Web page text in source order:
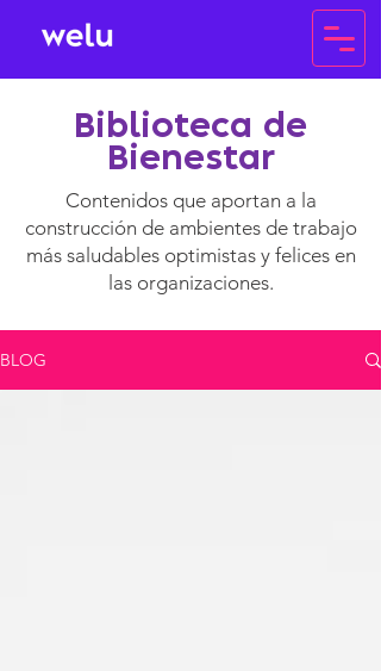
Biblioteca de
Bienestar
Contenidos que aportan a la
construcción de ambientes de trabajo
más saludables optimistas y felices en
las organizaciones.
BLOG